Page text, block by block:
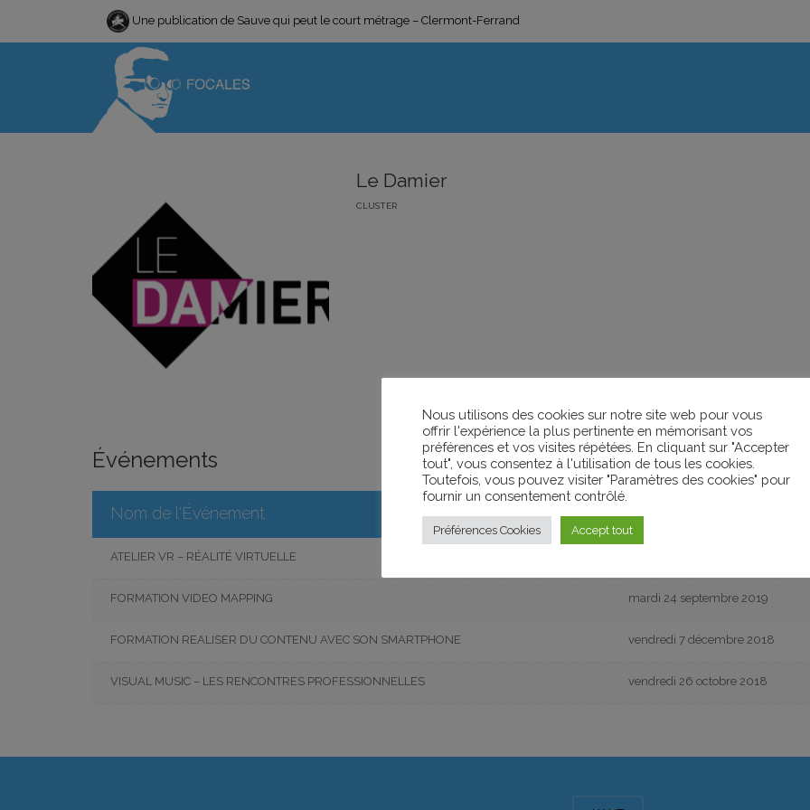
Une publication de Sauve qui peut le court métrage – Clermont-Ferrand
Le Damier
CLUSTER
Événements
Nom de l'Événement Date
ATELIER VR – RÉALITÉ VIRTUELLE
FORMATION VIDEO MAPPING mardi 24 septembre 2019
FORMATION REALISER DU CONTENU AVEC SON SMARTPHONE vendredi 7 décembre 2018
VISUAL MUSIC – LES RENCONTRES PROFESSIONNELLES vendredi 26 octobre 2018
Nous utilisons des cookies sur notre site web pour vous
offrir l'expérience la plus pertinente en mémorisant vos
préférences et vos visites répétées. En cliquant sur "Accepter
tout", vous consentez à l'utilisation de tous les cookies.
Toutefois, vous pouvez visiter "Paramètres des cookies" pour
fournir un consentement contrôlé.
Préférences Cookies Accept tout